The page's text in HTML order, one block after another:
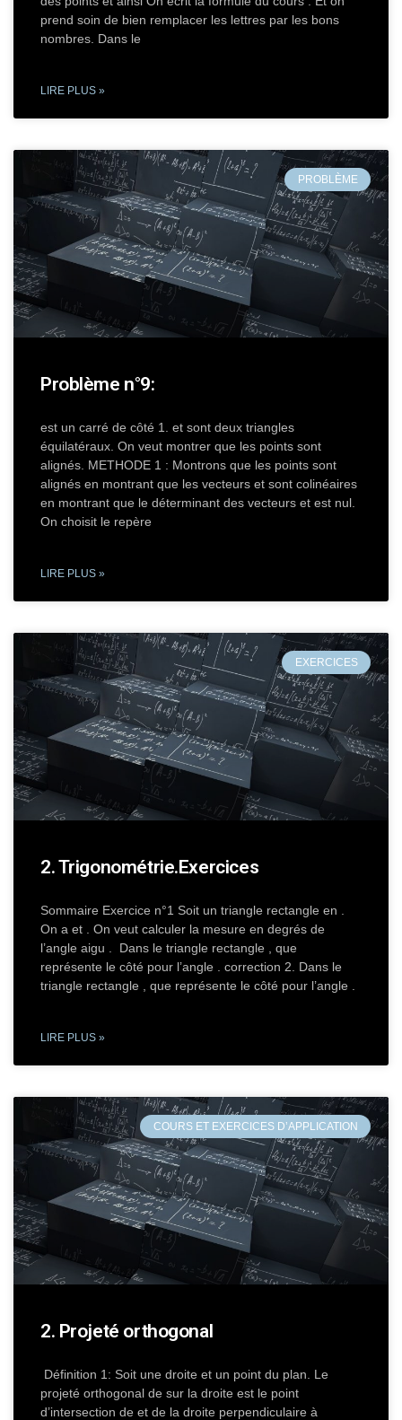
prend soin de bien remplacer les lettres par les bons
nombres. Dans le
LIRE PLUS »
PROBLÈME
Problème n°9:
est un carré de côté 1. et sont deux triangles
équilatéraux. On veut montrer que les points sont
alignés. METHODE 1 : Montrons que les points sont
alignés en montrant que les vecteurs et sont colinéaires
en montrant que le déterminant des vecteurs et est nul.
On choisit le repère
LIRE PLUS »
EXERCICES
2. Trigonométrie.Exercices
Sommaire Exercice n°1 Soit un triangle rectangle en .
On a et . On veut calculer la mesure en degrés de
l’angle aigu . Dans le triangle rectangle , que
représente le côté pour l’angle . correction 2. Dans le
triangle rectangle , que représente le côté pour l’angle .
LIRE PLUS »
COURS ET EXERCICES D’APPLICATION
2. Projeté orthogonal
Définition 1: Soit une droite et un point du plan. Le
projeté orthogonal de sur la droite est le point
d’intersection de et de la droite perpendiculaire à